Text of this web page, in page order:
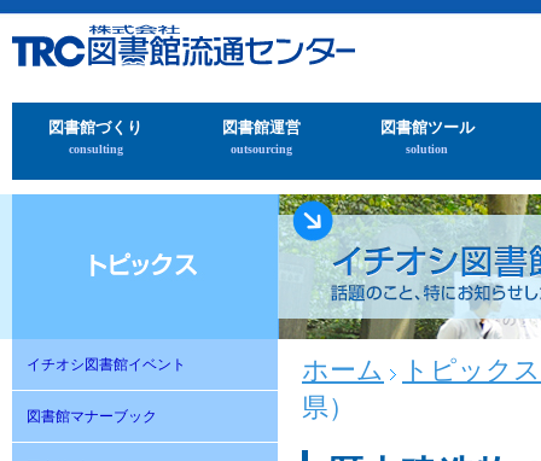
図書館づくり
consulting
図書館運営
outsourcing
図書館ツール
solution
イチオシ図書館イベント
図書館マナーブック
ホーム
トピックス
県）